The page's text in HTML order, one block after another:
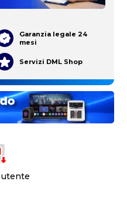
utente
Garanzia legale 24
mesi
Servizi DML Shop